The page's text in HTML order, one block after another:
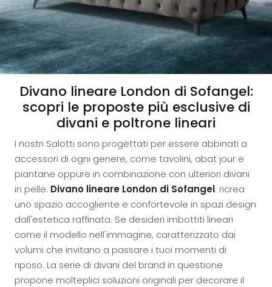
Divano lineare London di Sofangel:
scopri le proposte più esclusive di
divani e poltrone lineari
I nostri Salotti sono progettati per essere abbinati a
accessori di ogni genere, come tavolini, abat jour e
piantane oppure in combinazione con ulteriori divani
in pelle. Divano lineare London di Sofangel: ricrea
uno spazio accogliente e confortevole in spazi design
dall'estetica raffinata. Se desideri imbottiti lineari
come il modello nell'immagine, caratterizzato dai
volumi che invitano a passare i tuoi momenti di
riposo. La serie di divani del brand in questione
propone molteplici soluzioni originali per decorare il